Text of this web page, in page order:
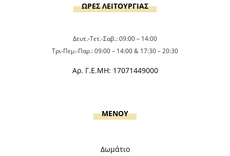
ΩΡΕΣ ΛΕΙΤΟΥΡΓΙΑΣ
Δευτ.-Τετ.-Σαβ.: 09:00 – 14:00
Τρι-Πεμ.-Παρ.: 09:00 – 14:00 & 17:30 – 20:30
Αρ. Γ.Ε.ΜΗ: 17071449000
MENOY
Δωμάτιο